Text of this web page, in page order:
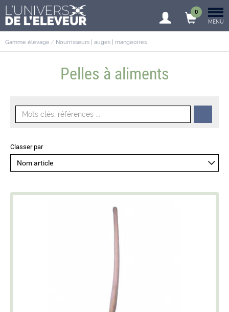
0
MENU
Gamme élevage Nourrisseurs | auges | mangeoires
Pelles à aliments
Classer par